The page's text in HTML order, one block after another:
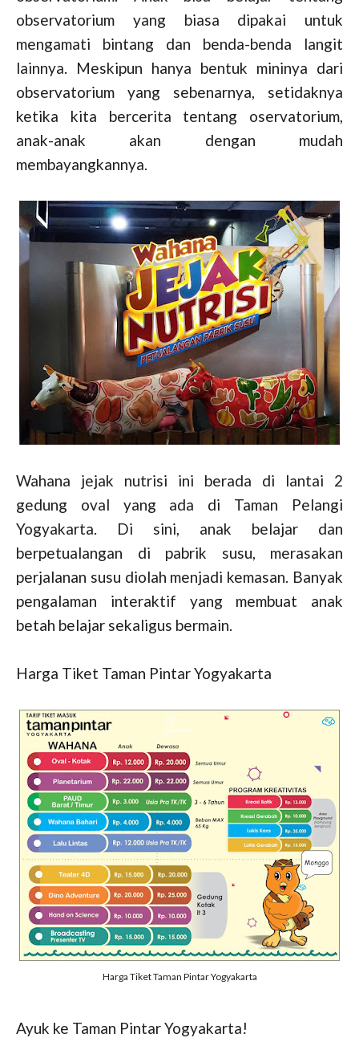
observatorium yang biasa dipakai untuk
mengamati bintang dan benda-benda langit
lainnya. Meskipun hanya bentuk mininya dari
observatorium yang sebenarnya, setidaknya
ketika kita bercerita tentang oservatorium,
anak-anak akan dengan mudah
membayangkannya.
Wahana jejak nutrisi ini berada di lantai 2
gedung oval yang ada di Taman Pelangi
Yogyakarta. Di sini, anak belajar dan
berpetualangan di pabrik susu, merasakan
perjalanan susu diolah menjadi kemasan. Banyak
pengalaman interaktif yang membuat anak
betah belajar sekaligus bermain.
Harga Tiket Taman Pintar Yogyakarta
Harga Tiket Taman Pintar Yogyakarta
Ayuk ke Taman Pintar Yogyakarta!